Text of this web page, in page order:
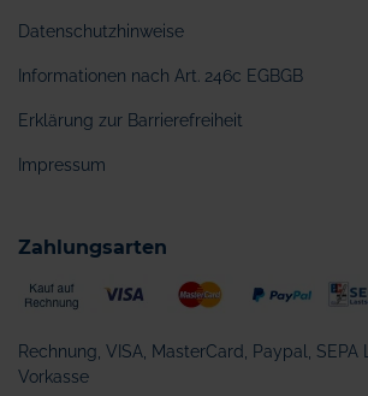
Datenschutzhinweise
Informationen nach Art. 246c EGBGB
Erklärung zur Barrierefreiheit
Impressum
Zahlungsarten
Rechnung, VISA, MasterCard, Paypal, SEPA
Vorkasse